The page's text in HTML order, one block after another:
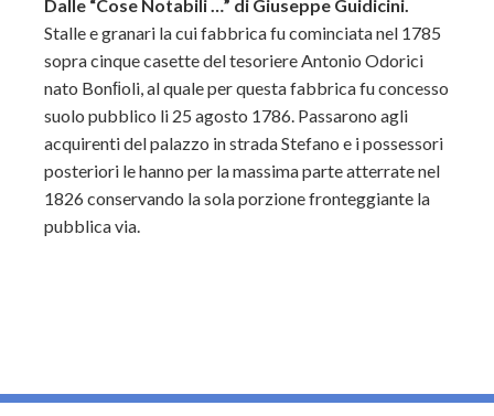
Dalle “Cose Notabili …” di Giuseppe Guidicini.
Stalle e granari la cui fabbrica fu cominciata nel 1785
sopracinque casette del tesoriere Antonio Odorici
nato Bonﬁoli, al quale per questa fabbrica fu concesso
suolo pubblico li 25 agosto 1786. Passarono agli
acquirenti del palazzo in strada Stefano e i possessori
posteriori le hanno per la massima parte atterrate nel
1826 conservando la sola porzione fronteggiante la
pubblica via.